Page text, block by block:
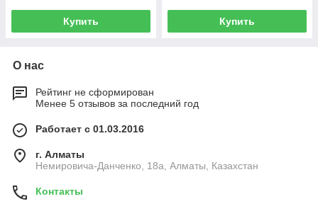
Купить Купить
О нас
Рейтинг не сформирован
Менее 5 отзывов за последний год
Работает с 01.03.2016
г. Алматы
Немировича-Данченко, 18а, Алматы, Казахстан
Контакты